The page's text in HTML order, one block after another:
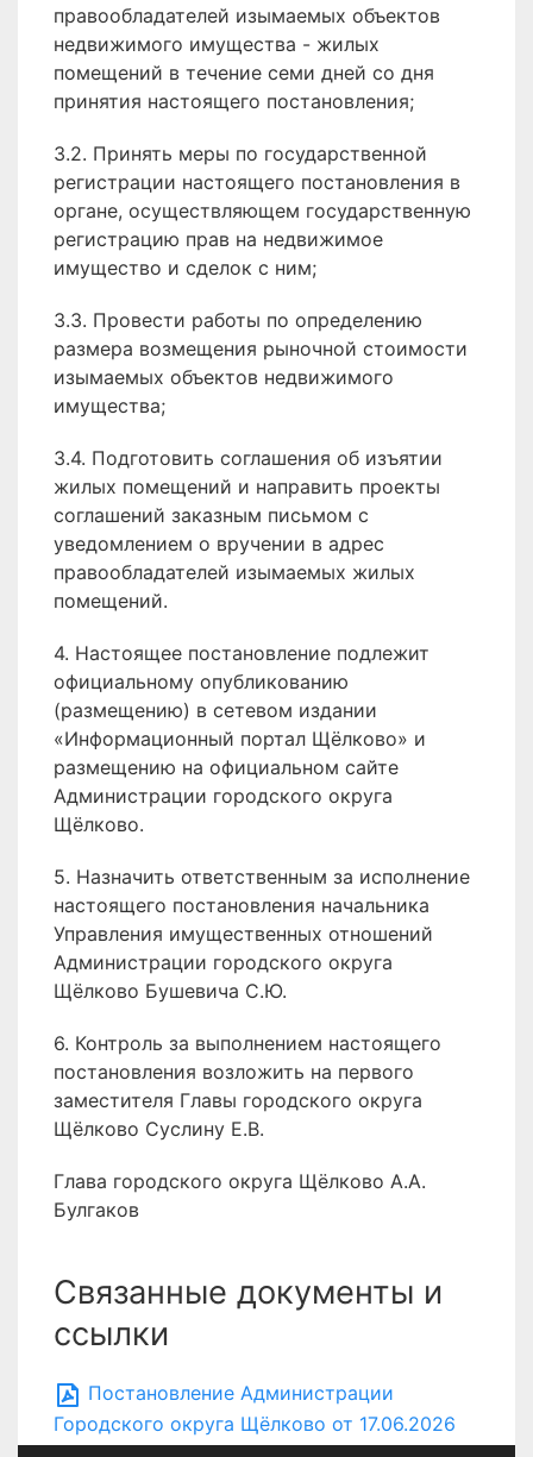
правообладателей изымаемых объектов
недвижимого имущества - жилых
помещений в течение семи дней со дня
принятия настоящего постановления;
3.2. Принять меры по государственной
регистрации настоящего постановления в
органе, осуществляющем государственную
регистрацию прав на недвижимое
имущество и сделок с ним;
3.3. Провести работы по определению
размера возмещения рыночной стоимости
изымаемых объектов недвижимого
имущества;
3.4. Подготовить соглашения об изъятии
жилых помещений и направить проекты
соглашений заказным письмом с
уведомлением о вручении в адрес
правообладателей изымаемых жилых
помещений.
4. Настоящее постановление подлежит
официальному опубликованию
(размещению) в сетевом издании
«Информационный портал Щёлково» и
размещению на официальном сайте
Администрации городского округа
Щёлково.
5. Назначить ответственным за исполнение
настоящего постановления начальника
Управления имущественных отношений
Администрации городского округа
Щёлково Бушевича С.Ю.
6. Контроль за выполнением настоящего
постановления возложить на первого
заместителя Главы городского округа
Щёлково Суслину Е.В.
Глава городского округа Щёлково А.А.
Булгаков
Связанные документы и
ссылки
Постановление Администрации
Городского округа Щёлково от 17.06.2026
№ 1997